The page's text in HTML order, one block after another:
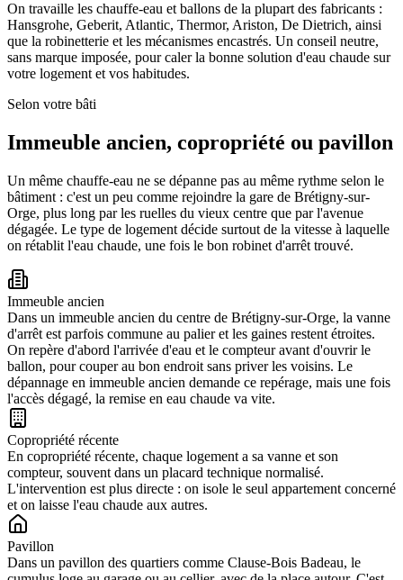
On travaille les chauffe-eau et ballons de la plupart des fabricants :
Hansgrohe, Geberit, Atlantic, Thermor, Ariston, De Dietrich, ainsi
que la robinetterie et les mécanismes encastrés. Un conseil neutre,
sans marque imposée, pour caler la bonne solution d'eau chaude sur
votre logement et vos habitudes.
Selon votre bâti
Immeuble ancien, copropriété ou pavillon
Un même chauffe-eau ne se dépanne pas au même rythme selon le
bâtiment : c'est un peu comme rejoindre la gare de Brétigny-sur-
Orge, plus long par les ruelles du vieux centre que par l'avenue
dégagée. Le type de logement décide surtout de la vitesse à laquelle
on rétablit l'eau chaude, une fois le bon robinet d'arrêt trouvé.
Immeuble ancien
Dans un immeuble ancien du centre de Brétigny-sur-Orge, la vanne
d'arrêt est parfois commune au palier et les gaines restent étroites.
On repère d'abord l'arrivée d'eau et le compteur avant d'ouvrir le
ballon, pour couper au bon endroit sans priver les voisins. Le
dépannage en immeuble ancien demande ce repérage, mais une fois
l'accès dégagé, la remise en eau chaude va vite.
Copropriété récente
En copropriété récente, chaque logement a sa vanne et son
compteur, souvent dans un placard technique normalisé.
L'intervention est plus directe : on isole le seul appartement concerné
et on laisse l'eau chaude aux autres.
Pavillon
Dans un pavillon des quartiers comme Clause-Bois Badeau, le